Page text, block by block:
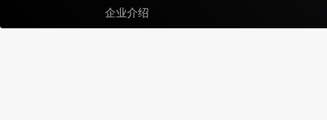
企业介绍